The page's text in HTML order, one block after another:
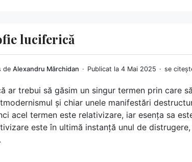
luciferică
de Alexandru Mărchidan Publicat la 4 Mai 2025 se
ar trebui să găsim un singur termen prin care
și chiar unele manifestări
acel termen este relativizare, iar esența sa
este în ultimă instanță unul de